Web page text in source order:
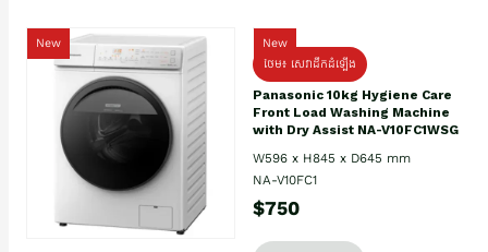
New
New
ថែម៖ សេវាដឹកដំឡើង
Panasonic 10kg Hygiene Care
Front Load Washing Machine
with Dry Assist NA-V10FC1WSG
W596 x H845 x D645 mm
NA-V10FC1
$750